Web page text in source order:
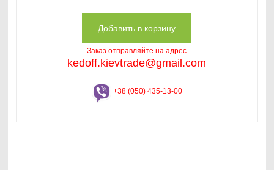
Заказ отправляйте на адрес
kedoff.kievtrade@gmail.com
+38 (050) 435-13-00